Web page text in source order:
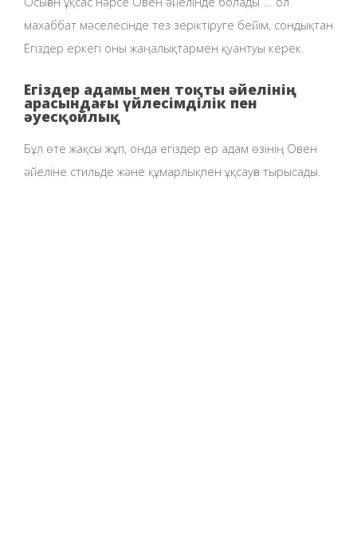
махаббат мәселесінде тез зеріктіруге бейім, сондықтан
Егіздер еркегі оны жаңалықтармен қуантуы керек.
Егіздер адамы мен тоқты әйелінің
арасындағы үйлесімділік пен
әуесқойлық
Бұл өте жақсы жұп, онда егіздер ер адам өзінің Овен
әйеліне стильде және құмарлықпен ұқсауға тырысады.